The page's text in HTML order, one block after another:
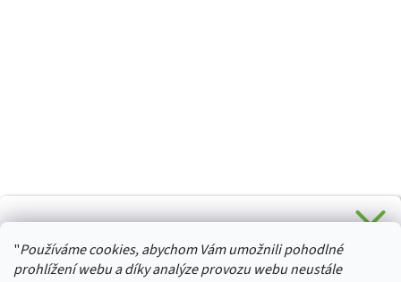
"Používáme cookies, abychom Vám umožnili pohodlné
prohlížení webu a díky analýze provozu webu neustále
HURTTA-COLLECTION.CZ
Stačí se přihlásit k odběru novinek z našeho obchodu a je
Vaše :)